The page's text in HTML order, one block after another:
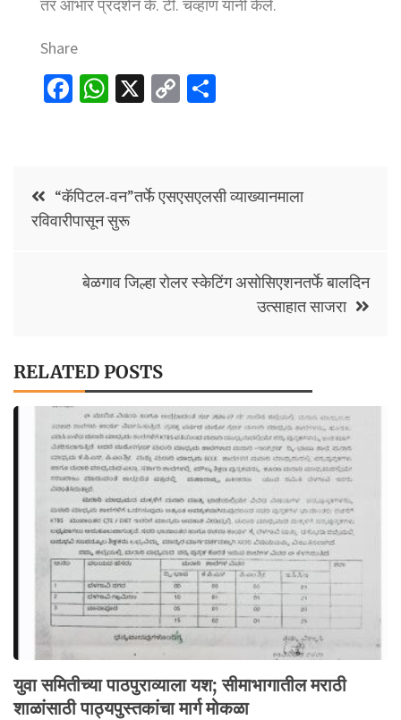
तर आभार प्रदर्शन के. टी. चव्हाण यांनी केले.
Share
Fa
o
k
W
p
p
X
C
Li
Post
navigation
“कॅपिटल-वन”तर्फे एसएसएलसी व्याख्यानमाला
रविवारीपासून सुरू
बेळगाव जिल्हा रोलर स्केटिंग असोसिएशनतर्फे बालदिन
उत्साहात साजरा
RELATED POSTS
युवा समितीच्या पाठपुराव्याला यश; सीमाभागातील मराठी
शाळांसाठी पाठ्यपुस्तकांचा मार्ग मोकळा